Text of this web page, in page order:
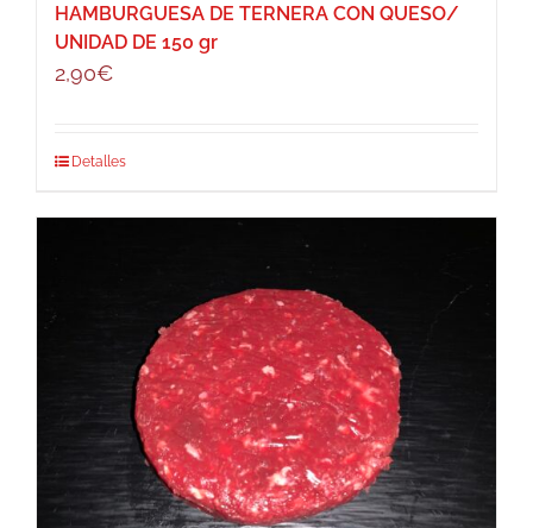
HAMBURGUESA DE TERNERA CON QUESO/
UNIDAD DE 150 gr
2,90€
Detalles